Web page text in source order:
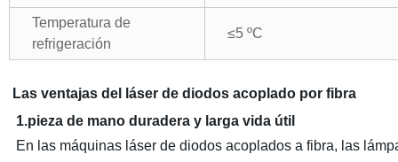
Temperatura de
refrigeración
≤5 ºC
Las ventajas del láser de diodos acoplado por fibra
1.pieza de mano duradera y larga vida útil
En las máquinas láser de diodos acoplados a fibra, las